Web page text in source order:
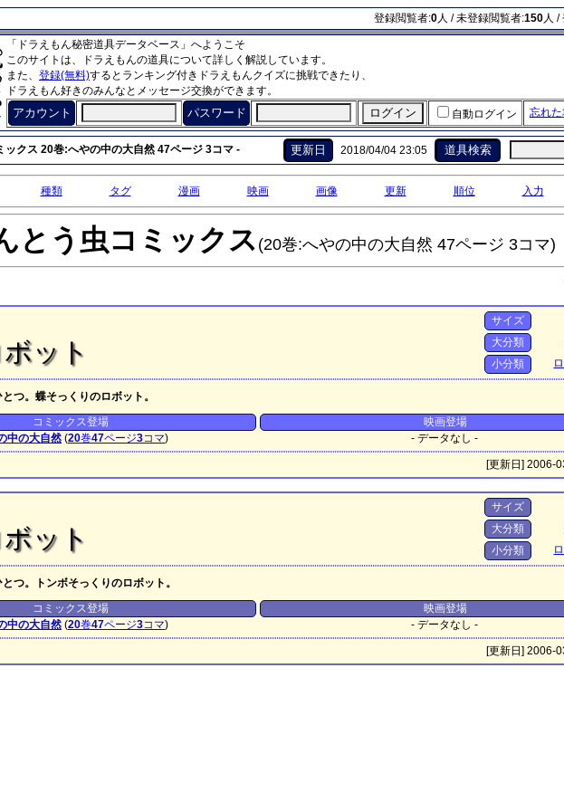
登録閲覧者:0人 / 未登録閲覧者:150人 /
「ドラえもん秘密道具データベース」へようこそ
このサイトは、ドラえもんの道具について詳しく解説しています。
また、 登録(無料)するとランキング付きドラえもんクイズに挑戦できたり、
ドラえもん好きのみんなとメッセージ交換ができます。
アカウント パスワード 自動ログイン 忘れ
ックス 20巻:へやの中の大自然 47ページ 3コマ - 更新日 2018/04/04 23:05 道具検索
種類 タグ 漫画 映画 画像 更新 順位 入力
とう虫コミックス (20巻:へやの中の大自然 47ページ 3コマ)
ット
サイズ
大分類
小分類
つ。蝶そっくりのロボット。
コミックス登場
中の大自然 (20巻47ページ3コマ)
映画登場
- データなし -
[更新日] 2006-
ット
サイズ
大分類
小分類
とつ。トンボそっくりのロボット。
コミックス登場
中の大自然 (20巻47ページ3コマ)
映画登場
- データなし -
[更新日] 2006-